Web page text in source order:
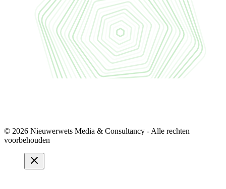
© 2026 Nieuwerwets Media & Consultancy - Alle rechten
voorbehouden